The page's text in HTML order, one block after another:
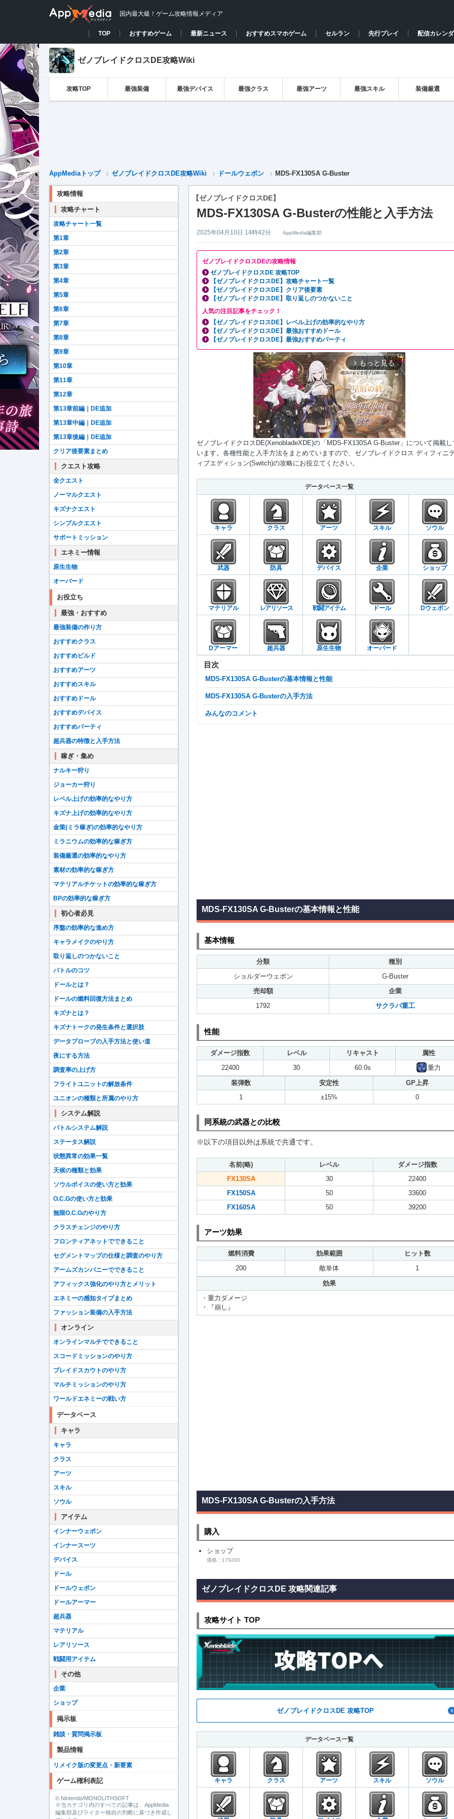
国内最大級！ゲーム攻略情報メディア
TOP おすすめゲーム 最新ニュース おすすめスマホゲーム セルラン 先行プレイ 配信カレン
ゼノブレイドクロスDE攻略Wiki
攻略TOP 最強装備 最強デバイス 最強クラス 最強アーツ 最強スキル 装備厳選
AppMediaトップ ゼノブレイドクロスDE攻略Wiki ドールウェポン MDS-FX130SA G-Buster
【ゼノブレイドクロスDE】
MDS-FX130SA G-Busterの性能と入手方法
2025年04月10日 14時42分 AppMedia編集部
ゼノブレイドクロスDEの攻略情報
ゼノブレイドクロスDE 攻略TOP
【ゼノブレイドクロスDE】攻略チャート一覧
【ゼノブレイドクロスDE】クリア後要素
【ゼノブレイドクロスDE】取り返しのつかないこと
人気の注目記事をチェック！
【ゼノブレイドクロスDE】レベル上げの効率的なやり方
【ゼノブレイドクロスDE】最強おすすめドール
【ゼノブレイドクロスDE】最強おすすめパーティ
arrow_forward_ios もっと見る
ゼノブレイドクロスDE(XenobladeXDE)の「MDS-FX130SA G-Buster」について掲載し
います。各種性能と入手方法をまとめていますので、ゼノブレイドクロス ディフィニ
ィブエディション(Switch)の攻略にお役立てください。
データベース一覧
キャラ クラス アーツ スキル ソウル
武器 防具 デバイス 企業 ショップ
マテリアル レアリソース 戦闘アイテム ドール Dウェポン
Dアーマー 超兵器 原生生物 オーバード
目次
MDS-FX130SA G-Busterの基本情報と性能
MDS-FX130SA G-Busterの入手方法
みんなのコメント
MDS-FX130SA G-Busterの基本情報と性能
基本情報
分類
種別
ショルダーウェポン
G-Buster
売却額
企業
1792
サクラバ重工
性能
ダメージ指数 レベル リキャスト
属性
22400
30 60.0s
重力
装弾数
安定性
GP上昇
1
±15% 0
同系統の武器との比較
※以下の項目以外は系統で共通です。
名前(略) レベル
ダメージ指数
FX130SA
30
22400
FX150SA
50
33600
FX160SA
50 39200
アーツ効果
燃料消費 効果範囲
ヒット数
200
敵単体
1
効果
・重力ダメージ
・『崩し』
MDS-FX130SA G-Busterの入手方法
購入
ショップ
価格：179200
ゼノブレイドクロスDE 攻略関連記事
攻略サイト TOP
ゼノブレイドクロスDE 攻略TOP
データベース一覧
キャラ クラス アーツ スキル ソウル
攻略情報
攻略チャート
攻略チャート一覧
第1章
第2章
第3章
第4章
第5章
第6章
第7章
第8章
第9章
第10章
第11章
第12章
第13章前編｜DE追加
第13章中編｜DE追加
第13章後編｜DE追加
クリア後要素まとめ
クエスト攻略
全クエスト
ノーマルクエスト
キズナクエスト
シンプルクエスト
サポートミッション
エネミー情報
原生生物
オーバード
お役立ち
最強・おすすめ
最強装備の作り方
おすすめクラス
おすすめビルド
おすすめアーツ
おすすめスキル
おすすめドール
おすすめデバイス
おすすめパーティ
超兵器の特徴と入手方法
稼ぎ・集め
ナルキー狩り
ジョーカー狩り
レベル上げの効率的なやり方
キズナ上げの効率的なやり方
金策(ミラ稼ぎ)の効率的なやり方
ミラニウムの効率的な稼ぎ方
装備厳選の効率的なやり方
素材の効率的な稼ぎ方
マテリアルチケットの効率的な稼ぎ方
BPの効率的な稼ぎ方
初心者必見
序盤の効率的な進め方
キャラメイクのやり方
取り返しのつかないこと
バトルのコツ
ドールとは？
ドールの燃料回復方法まとめ
キズナとは？
キズナトークの発生条件と選択肢
データプローブの入手方法と使い道
夜にする方法
調査率の上げ方
フライトユニットの解放条件
ユニオンの種類と所属のやり方
システム解説
バトルシステム解説
ステータス解説
状態異常の効果一覧
天候の種類と効果
ソウルボイスの使い方と効果
O.C.Gの使い方と効果
無限O.C.Gのやり方
クラスチェンジのやり方
フロンティアネットでできること
セグメントマップの仕様と調査のやり方
アームズカンパニーでできること
アフィックス強化のやり方とメリット
エネミーの感知タイプまとめ
ファッション装備の入手方法
オンライン
オンラインマルチでできること
スコードミッションのやり方
ブレイドスカウトのやり方
マルチミッションのやり方
ワールドエネミーの戦い方
データベース
キャラ
キャラ
クラス
アーツ
スキル
ソウル
アイテム
インナーウェポン
インナースーツ
デバイス
ドール
ドールウェポン
ドールアーマー
超兵器
マテリアル
レアリソース
戦闘用アイテム
その他
企業
ショップ
掲示板
雑談・質問掲示板
製品情報
リメイク版の変更点・新要素
ゲーム権利表記
© Nintendo/MONOLITHSOFT
※当カテゴリ内のすべての記事は、AppMedia
編集部及びライター独自の判断に基づき作成し